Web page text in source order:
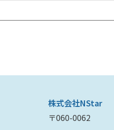
株式会社NStar
〒060-0062